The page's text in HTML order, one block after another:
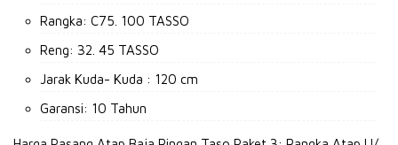
Rangka: C75. 100 TASSO
Reng: 32. 45 TASSO
Jarak Kuda- Kuda : 120 cm
Garansi: 10 Tahun